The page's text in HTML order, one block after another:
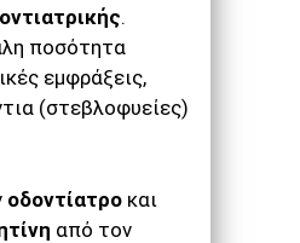
.
ποσότητα
εμφράξεις,
(στεβλοφυείες)
οδοντίατρο και
από τον